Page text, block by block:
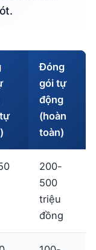
Đóng
gói tự
động
(hoàn
toàn)
200-
500
triệu
đồng